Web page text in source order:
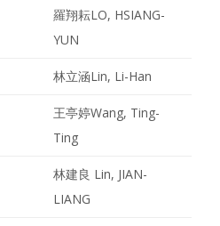
羅翔耘LO, HSIANG-
YUN
林立涵Lin, Li-Han
王亭婷Wang, Ting-
Ting
林建良 Lin, JIAN-
LIANG